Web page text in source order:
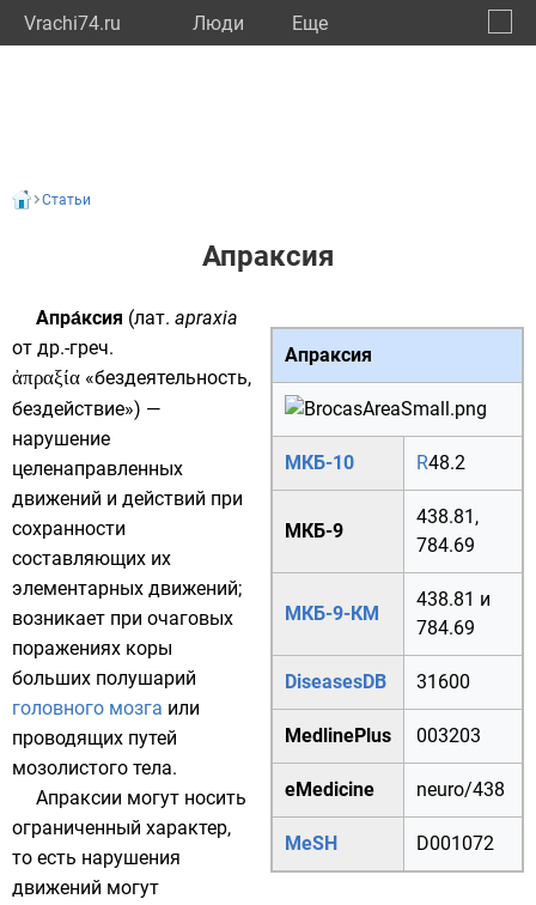
Vrachi74.ru Люди Eще
Статьи
Апраксия
Апраксия
МКБ-10 R48.2
МКБ-9
438.81 ,
784.69
МКБ-9-КМ
438.81 и
784.69
DiseasesDB 31600
MedlinePlus 003203
eMedicine neuro/438
MeSH D001072
Апра́ксия (лат. apraxia
от др.-греч.
ἀπραξία «бездеятельность,
бездействие») —
нарушение
целенаправленных
движений и действий при
сохранности
составляющих их
элементарных движений;
возникает при очаговых
поражениях коры
больших полушарий
головного мозга или
проводящих путей
мозолистого тела.
Апраксии могут носить
ограниченный характер,
то есть нарушения
движений могут